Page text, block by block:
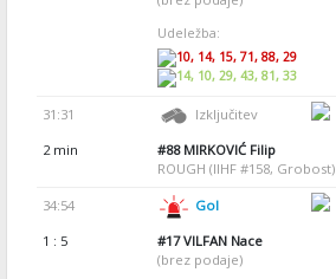
Udeležba:
10, 14, 15, 71, 88, 29
14, 10, 29, 43, 81, 33
31:31 Izključitev
2 min
#88MIRKOVIĆ Filip
ROUGH (IIHF #158, Grobost)
34:54 Gol
1 : 5
#17VILFAN Nace
(brez podaje)